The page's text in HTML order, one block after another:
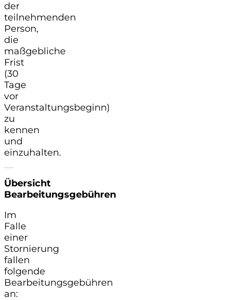
der
teilnehmenden
Person,
die
maßgebliche
Frist
(30
Tage
vor
Veranstaltungsbeginn)
zu
kennen
und
einzuhalten.
Übersicht
Bearbeitungsgebühren
Im
Falle
einer
Stornierung
fallen
folgende
Bearbeitungsgebühren
an: